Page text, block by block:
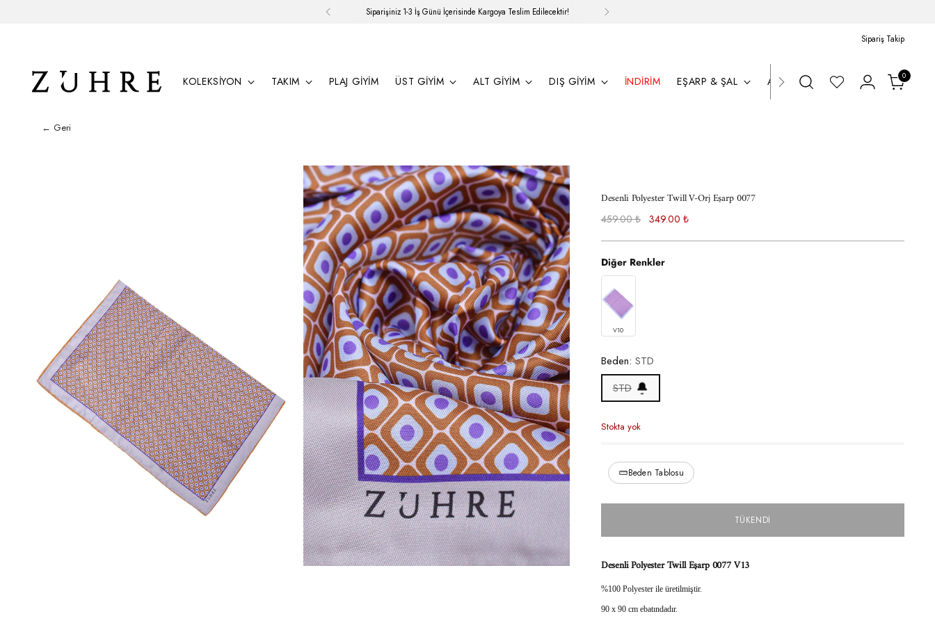
Siparişiniz 1-3 İş Günü İçerisinde Kargoya Teslim Edilecektir!
Sipariş Takip
KOLEKSİYON TAKIM PLAJ GIYIM ÜST GIYIM ALT GIYIM DIŞ GIYIM İNDIRIM EŞARP & ŞAL AKSESUAR 0
← Geri
Desenli Polyester Twill V-Orj Eşarp 0077
Normal
459.00 ₺ 349.00 ₺
Diğer Renkler
V10
Beden: STD
STD
Stokta yok
Beden Tablosu
TÜKENDI
Desenli Polyester Twill Eşarp 0077 V13
%100 Polyester ile üretilmiştir.
90 x 90 cm ebatındadır.